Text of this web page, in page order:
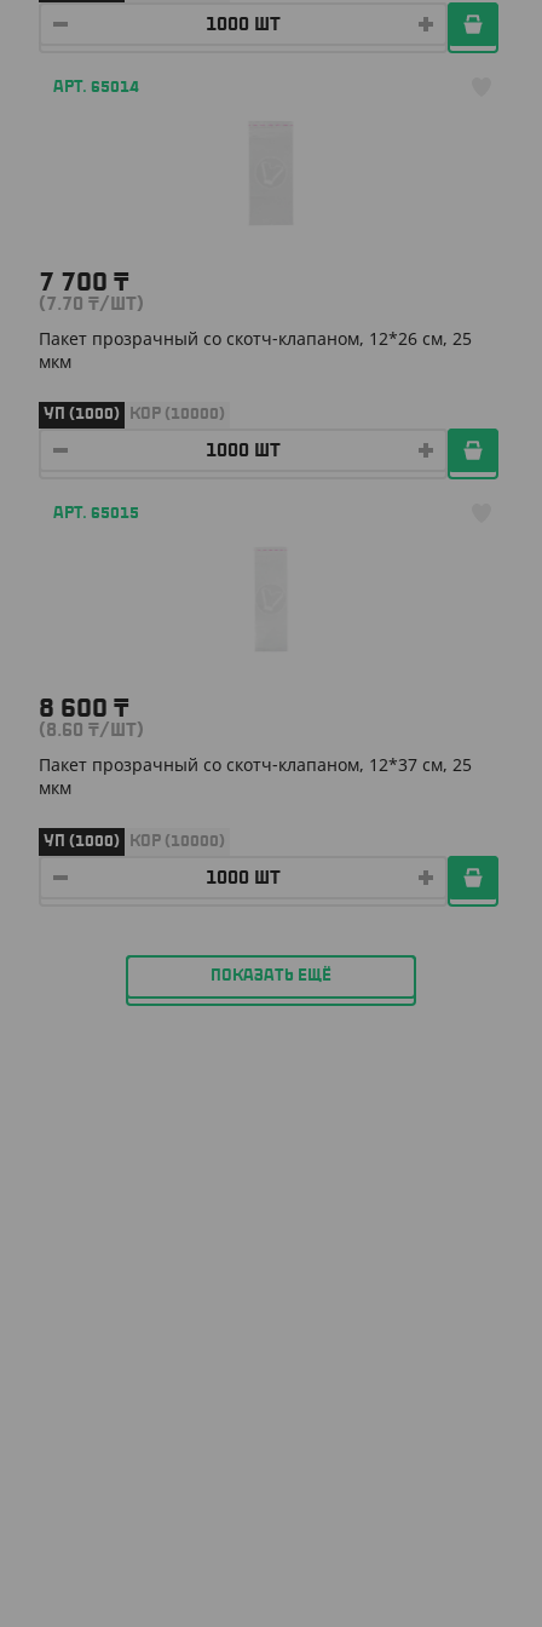
АРТ. 65014
7 700 ₸
(7.70 ₸/ШТ)
Пакет прозрачный со скотч-клапаном, 12*26 см, 25
мкм
УП (1000) КОР (10000)
АРТ. 65015
8 600 ₸
(8.60 ₸/ШТ)
Пакет прозрачный со скотч-клапаном, 12*37 см, 25
мкм
УП (1000) КОР (10000)
ПОКАЗАТЬ ЕЩЁ